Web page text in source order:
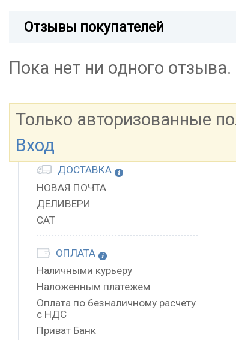
Отзывы покупателей
Пока нет ни одного
Только авторизованные
Вход
ДОСТАВКА
НОВАЯ ПОЧТА
ДЕЛИВЕРИ
САТ
ОПЛАТА
Наличными курьеру
Наложенным платежем
Оплата по безналичному расчету
с НДС
Приват Банк